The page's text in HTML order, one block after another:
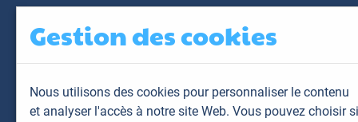
FAQ
Mon espace
Mes animaux
Gestion des cookies
Nous utilisons des cookies pour personnaliser le contenu
et analyser l'accès à notre site Web. Vous pouvez choisir si